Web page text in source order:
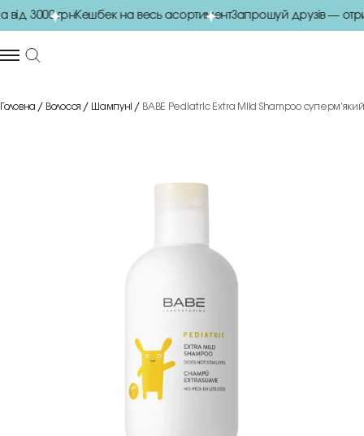
3000 грнКешбек на весь асортиментЗапрошуй друзів —
Головна Волосся Шампуні BABE Pediatric Extra Mild Shampoo